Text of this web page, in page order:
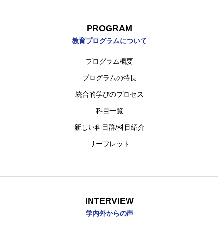
PROGRAM
教育プログラムについて
プログラム概要
プログラムの特長
統合的学びのプロセス
科目一覧
新しい科目群/科目紹介
リーフレット
INTERVIEW
学内外からの声